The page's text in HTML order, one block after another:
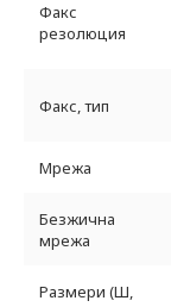
Факс
резолюция
Факс, тип
Мрежа
Безжична
мрежа
Размери (Ш,